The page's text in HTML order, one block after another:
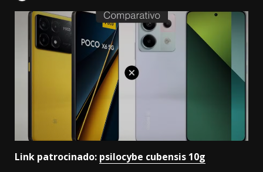
Link patrocinado: psilocybe cubensis 10g